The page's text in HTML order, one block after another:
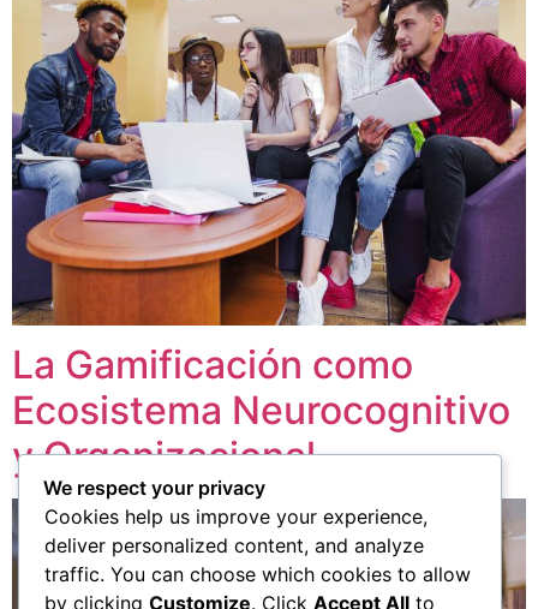
La Gamificación como
Ecosistema Neurocognitivo
y Organizacional
We respect your privacy
Cookies help us improve your experience,
deliver personalized content, and analyze
traffic. You can choose which cookies to allow
by clicking Customize. Click Accept All to